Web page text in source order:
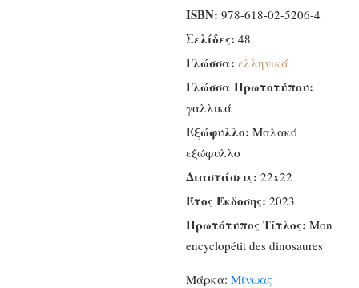
ISBN: 978-618-02-5206-4
Σελίδες: 48
Γλώσσα: ελληνικά
Γλώσσα Πρωτοτύπου:
γαλλικά
Εξώφυλλο: Μαλακό
εξώφυλλο
Διαστάσεις: 22x22
Έτος Έκδοσης: 2023
Πρωτότυπος Τίτλος: Mon
encyclopétit des dinosaures
Μάρκα:Μίνωας